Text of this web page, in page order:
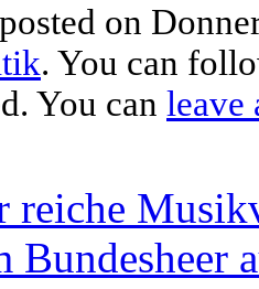
on
. You can
You can leave
reiche
Bundesheer